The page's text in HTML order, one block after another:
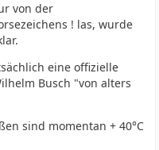
von der
! las, wurde
eine offizielle
Busch "von alters
sind momentan + 40°C